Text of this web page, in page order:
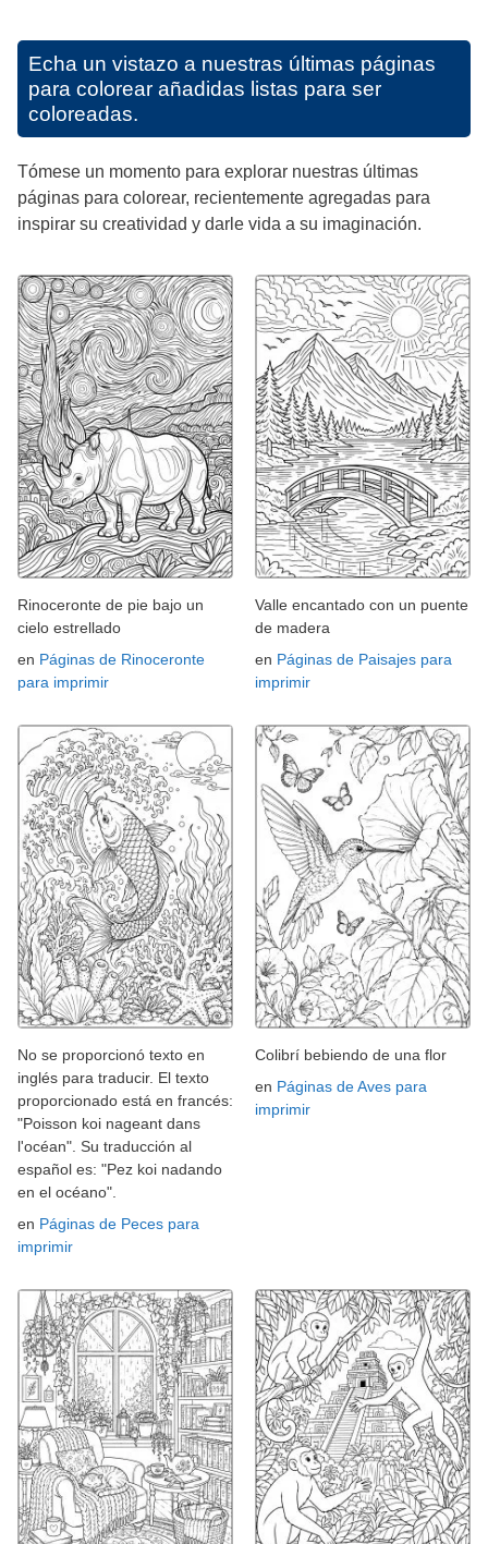
Echa un vistazo a nuestras últimas páginas
para colorear añadidas listas para ser
coloreadas.
Tómese un momento para explorar nuestras últimas
páginas para colorear, recientemente agregadas para
inspirar su creatividad y darle vida a su imaginación.
Rinoceronte de pie bajo un
cielo estrellado
en Páginas de Rinoceronte
para imprimir
Valle encantado con un puente
de madera
en Páginas de Paisajes para
imprimir
No se proporcionó texto en
inglés para traducir. El texto
proporcionado está en francés:
"Poisson koi nageant dans
l'océan". Su traducción al
español es: "Pez koi nadando
en el océano".
en Páginas de Peces para
imprimir
Colibrí bebiendo de una flor
en Páginas de Aves para
imprimir